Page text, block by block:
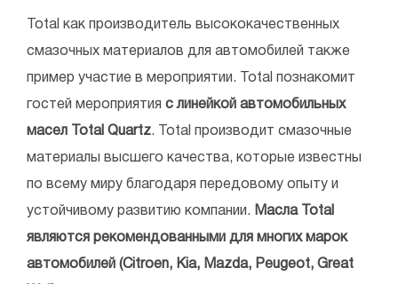
Total как производитель высококачественных
смазочных материалов для автомобилей также
пример участие в мероприятии. Total познакомит
гостей мероприятия с линейкой автомобильных
масел Total Quartz. Total производит смазочные
материалы высшего качества, которые известны
по всему миру благодаря передовому опыту и
устойчивому развитию компании. Масла Total
являются рекомендованными для многих марок
автомобилей (Citroen, Kia, Mazda, Peugeot, Great